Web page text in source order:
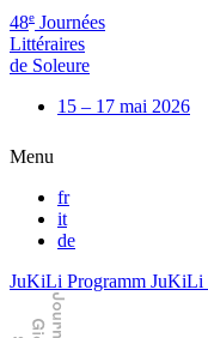
48e Journées
Littéraires
de Soleure
15 – 17 mai 2026
Menu
fr
it
de
JuKiLi Programm JuKiLi